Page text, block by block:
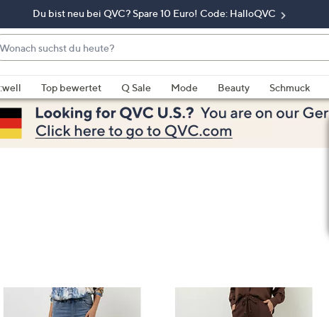
Du bist neu bei QVC? Spare 10 Euro! Code: HalloQVC
Top bewertet Q Sale Mode Beauty Schmuck